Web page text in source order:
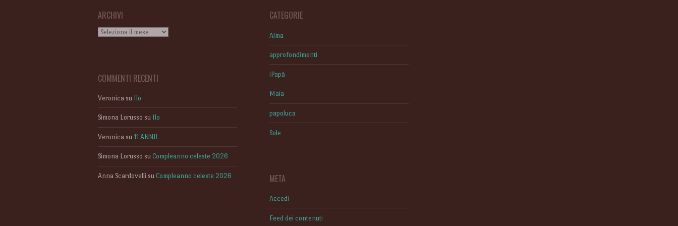
ARCHIVI
Archivi
COMMENTI RECENTI
Veronica su Ilo
Simona Lorusso su Ilo
Veronica su11 ANNI!
Simona Lorusso su Compleanno celeste 2026
Anna Scardovelli su Compleanno celeste 2026
CATEGORIE
Alma
approfondimenti
iPapà
Maia
papoluca
Sole
META
Accedi
Feed dei contenuti